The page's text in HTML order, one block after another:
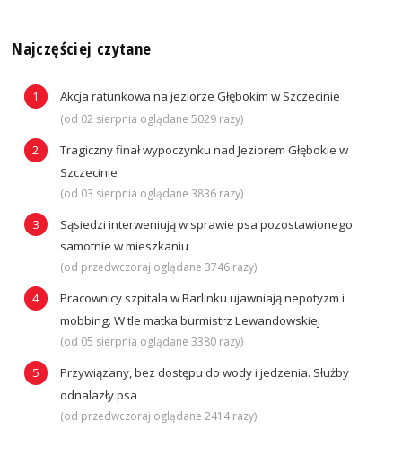
Najczęściej czytane
Akcja ratunkowa na jeziorze Głębokim w Szczecinie
(od 02 sierpnia oglądane 5029 razy)
Tragiczny finał wypoczynku nad Jeziorem Głębokie w
Szczecinie
(od 03 sierpnia oglądane 3836 razy)
Sąsiedzi interweniują w sprawie psa pozostawionego
samotnie w mieszkaniu
(od przedwczoraj oglądane 3746 razy)
Pracownicy szpitala w Barlinku ujawniają nepotyzm i
mobbing. W tle matka burmistrz Lewandowskiej
(od 05 sierpnia oglądane 3380 razy)
Przywiązany, bez dostępu do wody i jedzenia. Służby
odnalazły psa
(od przedwczoraj oglądane 2414 razy)